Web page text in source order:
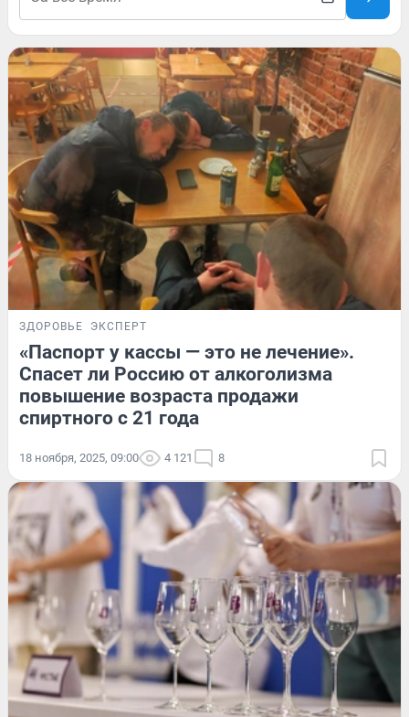
ЗДОРОВЬЕ ЭКСПЕРТ
«Паспорт у кассы — это не лечение».
Спасет ли Россию от алкоголизма
повышение возраста продажи
спиртного с 21 года
18 ноября, 2025, 09:00 4 121 8